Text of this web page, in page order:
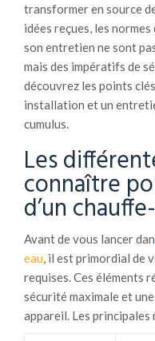
transformer en source
idées reçues, les
son entretien ne sont
mais des impératifs de
découvrez les points
installation et un
cumulus.
Les
connaître
d’un
Avant de vous lancer
eau, il est primordial de
requises. Ces éléments
sécurité maximale et
appareil. Les principales